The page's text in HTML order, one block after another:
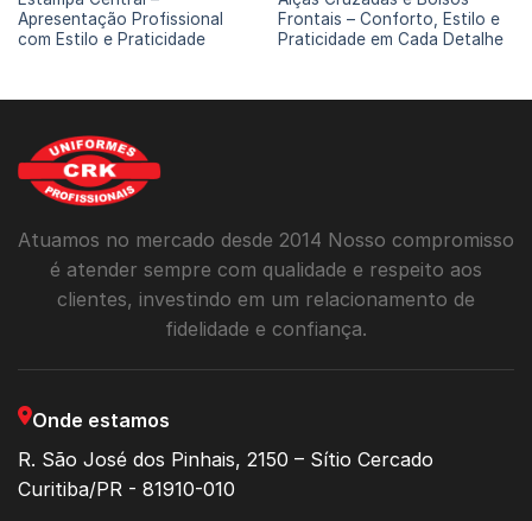
Apresentação Profissional
com Estilo e Praticidade
Frontais – Conforto, Estilo e
Praticidade em Cada Detalhe
Atuamos no mercado desde 2014 Nosso compromisso
é atender sempre com qualidade e respeito aos
clientes, investindo em um relacionamento de
fidelidade e confiança.
Onde estamos
R. São José dos Pinhais, 2150 – Sítio Cercado
Curitiba/PR - 81910-010